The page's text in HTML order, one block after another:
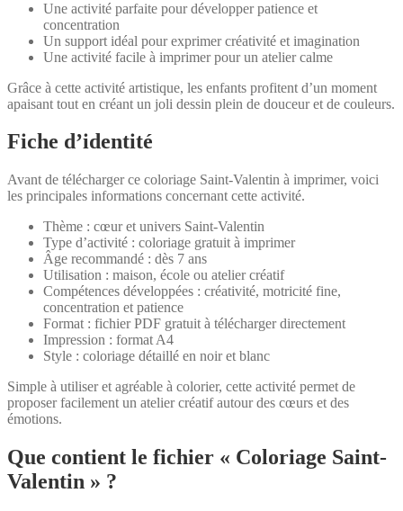
Une activité parfaite pour développer patience et
concentration
Un support idéal pour exprimer créativité et imagination
Une activité facile à imprimer pour un atelier calme
Grâce à cette activité artistique, les enfants profitent d’un moment
apaisant tout en créant un joli dessin plein de douceur et de couleurs.
Fiche d’identité
Avant de télécharger ce coloriage Saint-Valentin à imprimer, voici
les principales informations concernant cette activité.
Thème : cœur et univers Saint-Valentin
Type d’activité : coloriage gratuit à imprimer
Âge recommandé : dès 7 ans
Utilisation : maison, école ou atelier créatif
Compétences développées : créativité, motricité fine,
concentration et patience
Format : fichier PDF gratuit à télécharger directement
Impression : format A4
Style : coloriage détaillé en noir et blanc
Simple à utiliser et agréable à colorier, cette activité permet de
proposer facilement un atelier créatif autour des cœurs et des
émotions.
Que contient le fichier « Coloriage Saint-
Valentin » ?